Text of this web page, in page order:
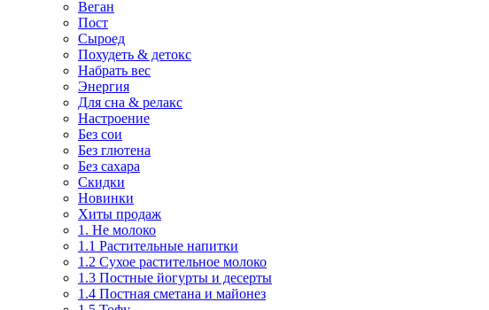
Веган
Пост
Сыроед
Похудеть & детокс
Набрать вес
Энергия
Для сна & релакс
Настроение
Без сои
Без глютена
Без сахара
Скидки
Новинки
Хиты продаж
1. Не молоко
1.1 Растительные напитки
1.2 Сухое растительное молоко
1.3 Постные йогурты и десерты
1.4 Постная сметана и майонез